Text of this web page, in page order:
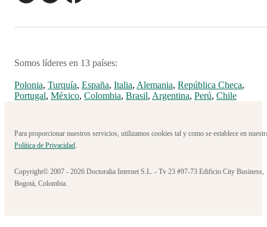
Somos líderes en 13 países:
Polonia, Turquía, España, Italia, Alemania, República Checa,
Portugal, México, Colombia, Brasil, Argentina, Perú, Chile
Para proporcionar nuestros servicios, utilizamos cookies tal y como se establece en
Política de Privacidad.
Copyright© 2007 - 2026 Doctoralia Internet S.L. - Tv 23 #97-73 Edificio City Business,
Bogotá, Colombia.